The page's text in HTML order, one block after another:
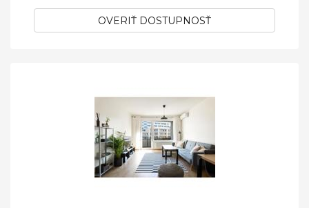
OVERIŤ DOSTUPNOSŤ